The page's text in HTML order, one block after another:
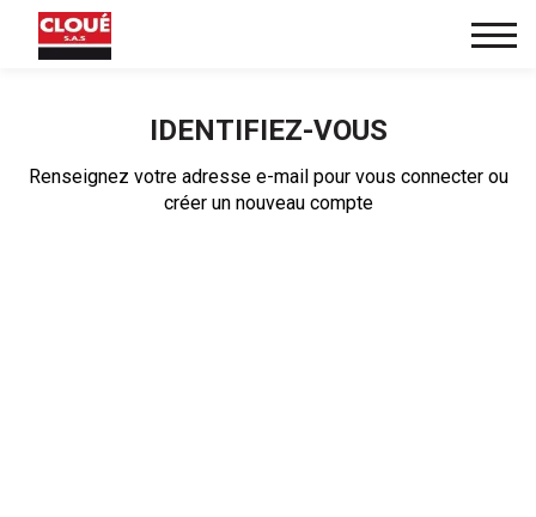
IDENTIFIEZ-VOUS
Renseignez votre adresse e-mail pour vous connecter ou
créer un nouveau compte